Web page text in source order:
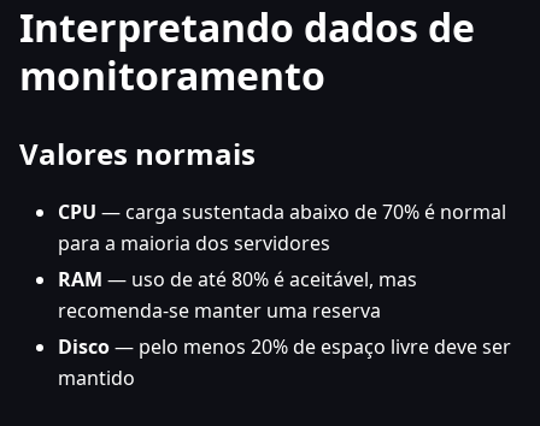
Interpretando dados de
monitoramento
Valores normais
CPU — carga sustentada abaixo de 70% é normal
para a maioria dos servidores
RAM — uso de até 80% é aceitável, mas
recomenda-se manter uma reserva
Disco— pelo menos 20% de espaço livre deve ser
mantido